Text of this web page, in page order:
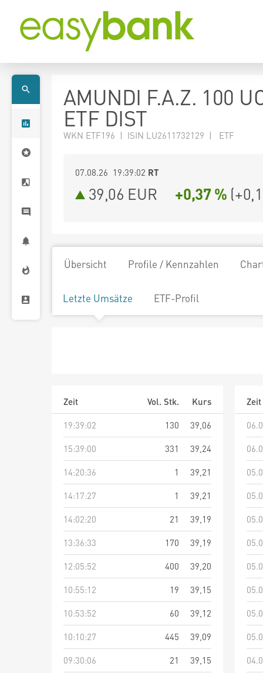
AMUNDI F.A.Z. 100
ETF DIST
WKN ETF196 | ISIN LU2611732129 | ETF
07.08.26 19:39:02 RT
39,06 EUR +0,37 % (
Übersicht Profile / Kennzahlen
Letzte Umsätze ETF-Profil
Zeit Vol. Stk.
Kurs
19:39:02
130
39,06
15:39:00
331
39,24
14:20:36
1
39,21
14:17:27
1
39,21
14:02:20
21
39,19
13:36:33
170
39,19
12:05:52
400
39,20
10:55:12
19
39,15
10:53:52
60
39,12
10:10:27
445
39,09
09:30:06
21
39,15
Zeit